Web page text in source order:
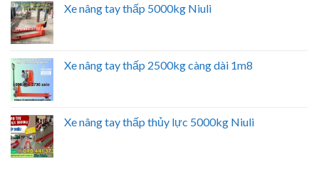
Xe nâng tay thấp 5000kg Niuli
Xe nâng tay thấp 2500kg càng dài 1m8
Xe nâng tay thấp thủy lực 5000kg Niuli